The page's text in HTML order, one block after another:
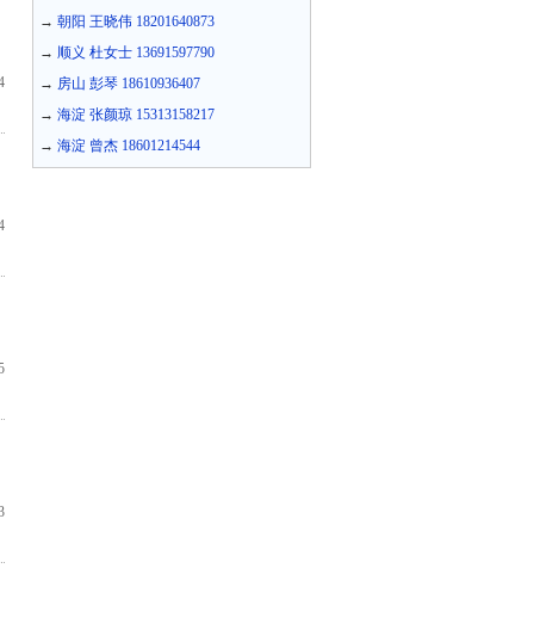
→ 朝阳 王晓伟 18201640873
→ 顺义 杜女士 13691597790
→ 房山 彭琴 18610936407
→ 海淀 张颜琼 15313158217
→ 海淀 曾杰 18601214544